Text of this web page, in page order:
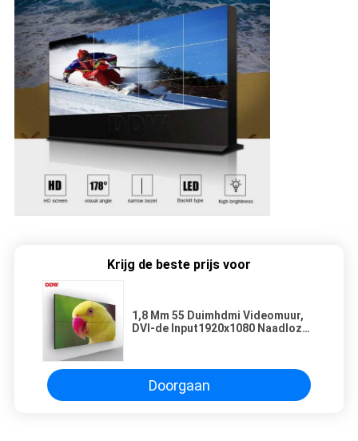
Krijg de beste prijs voor
1,8 Mm 55 Duimhdmi Videomuur,
DVI-de Input1920x1080 Naadloze
Doorgaan